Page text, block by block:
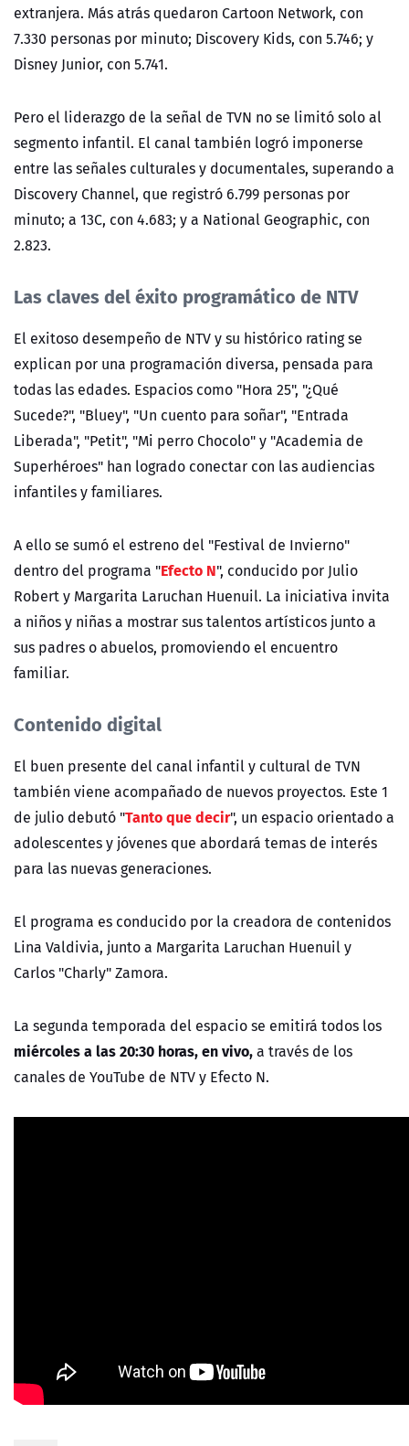
extranjera. Más atrás quedaron Cartoon Network, con
7.330 personas por minuto; Discovery Kids, con 5.746; y
Disney Junior, con 5.741.
Pero el liderazgo de la señal de TVN no se limitó solo al
segmento infantil. El canal también logró imponerse
entre las señales culturales y documentales, superando a
Discovery Channel, que registró 6.799 personas por
minuto; a 13C, con 4.683; y a National Geographic, con
2.823.
Las claves del éxito programático de NTV
El exitoso desempeño de NTVy su histórico ratingse
explican por una programación diversa, pensada para
todas las edades. Espacios como "Hora 25", "¿Qué
Sucede?", "Bluey", "Un cuento para soñar", "Entrada
Liberada", "Petit", "Mi perro Chocolo" y "Academia de
Superhéroes" han logrado conectar con las audiencias
infantiles y familiares.
A ello se sumó el estreno del "Festival de Invierno"
dentro del programa "Efecto N", conducido por Julio
Robert y Margarita Laruchan Huenuil. La iniciativa invita
a niños y niñas a mostrar sus talentos artísticos junto a
sus padres o abuelos, promoviendo el encuentro
familiar.
Contenido digital
El buen presente del canal infantily cultural de TVN
también viene acompañado de nuevos proyectos. Este 1
de julio debutó "Tanto que decir", un espacio orientado a
adolescentes y jóvenes que abordará temas de interés
para las nuevas generaciones.
El programa es conducido por la creadora de contenidos
Lina Valdivia, junto a Margarita Laruchan Huenuil y
Carlos "Charly" Zamora.
La segunda temporada del espacio se emitirá todos los
miércoles a las 20:30 horas, en vivo,a través de los
canales de YouTube de NTVy Efecto N.